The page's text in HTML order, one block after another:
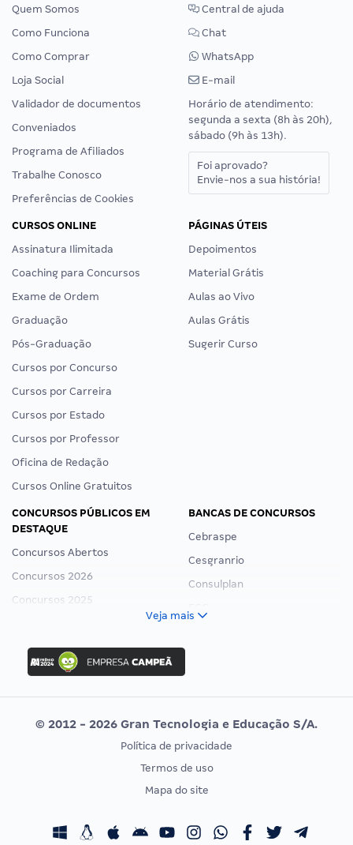
Quem Somos
Como Funciona
Como Comprar
Loja Social
Validador de documentos
Conveniados
Programa de Afiliados
Trabalhe Conosco
Preferências de Cookies
Central de ajuda
Chat
WhatsApp
E-mail
Horário de atendimento:
segunda a sexta (8h às 20h),
sábado (9h às 13h).
Foi aprovado?
Envie-nos a sua história!
CURSOS ONLINE
Assinatura Ilimitada
Coaching para Concursos
Exame de Ordem
Graduação
Pós-Graduação
Cursos por Concurso
Cursos por Carreira
Cursos por Estado
Cursos por Professor
Oficina de Redação
Cursos Online Gratuitos
PÁGINAS ÚTEIS
Depoimentos
Material Grátis
Aulas ao Vivo
Aulas Grátis
Sugerir Curso
CONCURSOS PÚBLICOS EM
DESTAQUE
Concursos Abertos
Concursos 2026
Concursos 2025
Concurso Ibama
Concurso MPU
Editais publicados
BANCAS DE CONCURSOS
Cebraspe
Cesgranrio
Consulplan
Vunesp
CONCURSOS POR PROFISSÃO
Concursos Fiscais
EXAME DE ORDEM
Calendário OAB
Veja mais
© 2012 - 2026 Gran Tecnologia e Educação S/A.
Política de privacidade
Termos de uso
Mapa do site